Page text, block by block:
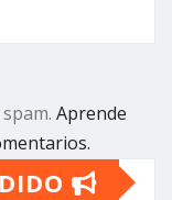
Aprende